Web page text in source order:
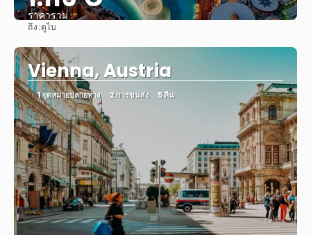
ราคารวม
ถึง:ดูไบ
Vienna, Austria
1 จุดหมายปลายทาง 2 การขนส่ง 5 คืน